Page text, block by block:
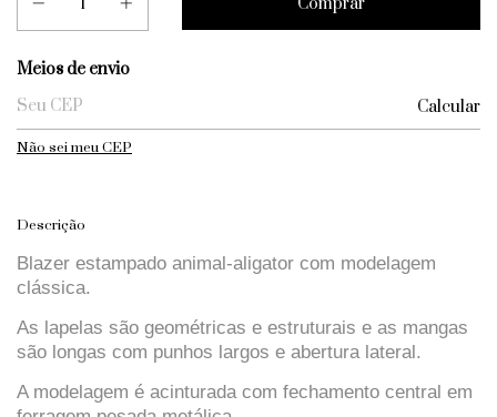
Entregas para o CEP:
Meios de envio
Calcular
Não sei meu CEP
Descrição
Blazer estampado animal-aligator com modelagem
clássica.
As lapelas são geométricas e estruturais e as mangas
são longas com punhos largos e abertura lateral.
A modelagem é acinturada com fechamento central em